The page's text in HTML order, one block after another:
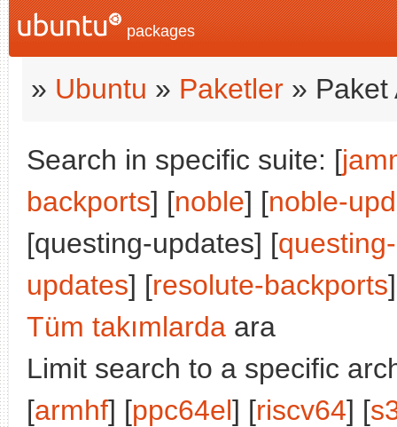
packages
» Ubuntu » Paketler » Paket
Search in specific suite: [
backports] [noble] [noble-
[questing-updates] [
updates] [resolute-backports
Tüm takımlarda ara
Limit search to a specific
[armhf] [ppc64el] [riscv64] [